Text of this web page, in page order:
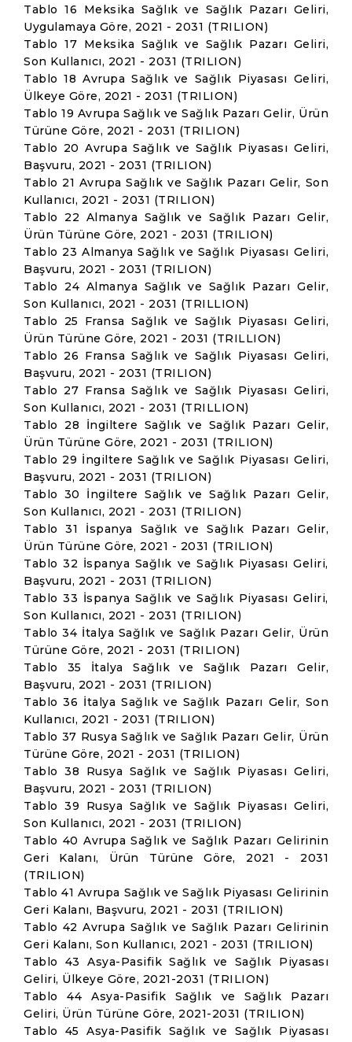
Tablo 16 Meksika Sağlık ve Sağlık Pazarı Geliri,
Uygulamaya Göre, 2021 - 2031 (TRILION)
Tablo 17 Meksika Sağlık ve Sağlık Pazarı Geliri,
Son Kullanıcı, 2021 - 2031 (TRILION)
Tablo 18 Avrupa Sağlık ve Sağlık Piyasası Geliri,
Ülkeye Göre, 2021 - 2031 (TRILION)
Tablo 19 Avrupa Sağlık ve Sağlık Pazarı Gelir, Ürün
Türüne Göre, 2021 - 2031 (TRILION)
Tablo 20 Avrupa Sağlık ve Sağlık Piyasası Geliri,
Başvuru, 2021 - 2031 (TRILION)
Tablo 21 Avrupa Sağlık ve Sağlık Pazarı Gelir, Son
Kullanıcı, 2021 - 2031 (TRILION)
Tablo 22 Almanya Sağlık ve Sağlık Pazarı Gelir,
Ürün Türüne Göre, 2021 - 2031 (TRILION)
Tablo 23 Almanya Sağlık ve Sağlık Piyasası Geliri,
Başvuru, 2021 - 2031 (TRILION)
Tablo 24 Almanya Sağlık ve Sağlık Pazarı Gelir,
Son Kullanıcı, 2021 - 2031 (TRILLION)
Tablo 25 Fransa Sağlık ve Sağlık Piyasası Geliri,
Ürün Türüne Göre, 2021 - 2031 (TRILLION)
Tablo 26 Fransa Sağlık ve Sağlık Piyasası Geliri,
Başvuru, 2021 - 2031 (TRILION)
Tablo 27 Fransa Sağlık ve Sağlık Piyasası Geliri,
Son Kullanıcı, 2021 - 2031 (TRILLION)
Tablo 28 İngiltere Sağlık ve Sağlık Pazarı Gelir,
Ürün Türüne Göre, 2021 - 2031 (TRILION)
Tablo 29 İngiltere Sağlık ve Sağlık Piyasası Geliri,
Başvuru, 2021 - 2031 (TRILION)
Tablo 30 İngiltere Sağlık ve Sağlık Pazarı Gelir,
Son Kullanıcı, 2021 - 2031 (TRILION)
Tablo 31 İspanya Sağlık ve Sağlık Pazarı Gelir,
Ürün Türüne Göre, 2021 - 2031 (TRILION)
Tablo 32 İspanya Sağlık ve Sağlık Piyasası Geliri,
Başvuru, 2021 - 2031 (TRILION)
Tablo 33 İspanya Sağlık ve Sağlık Piyasası Geliri,
Son Kullanıcı, 2021 - 2031 (TRILION)
Tablo 34 İtalya Sağlık ve Sağlık Pazarı Gelir, Ürün
Türüne Göre, 2021 - 2031 (TRILION)
Tablo 35 İtalya Sağlık ve Sağlık Pazarı Gelir,
Başvuru, 2021 - 2031 (TRILION)
Tablo 36 İtalya Sağlık ve Sağlık Pazarı Gelir, Son
Kullanıcı, 2021 - 2031 (TRILION)
Tablo 37 Rusya Sağlık ve Sağlık Pazarı Gelir, Ürün
Türüne Göre, 2021 - 2031 (TRILION)
Tablo 38 Rusya Sağlık ve Sağlık Piyasası Geliri,
Başvuru, 2021 - 2031 (TRILION)
Tablo 39 Rusya Sağlık ve Sağlık Piyasası Geliri,
Son Kullanıcı, 2021 - 2031 (TRILION)
Tablo 40 Avrupa Sağlık ve Sağlık Pazarı Gelirinin
Geri Kalanı, Ürün Türüne Göre, 2021 - 2031
(TRILION)
Tablo 41 Avrupa Sağlık ve Sağlık Piyasası Gelirinin
Geri Kalanı, Başvuru, 2021 - 2031 (TRILION)
Tablo 42 Avrupa Sağlık ve Sağlık Pazarı Gelirinin
Geri Kalanı, Son Kullanıcı, 2021 - 2031 (TRILION)
Tablo 43 Asya-Pasifik Sağlık ve Sağlık Piyasası
Geliri, Ülkeye Göre, 2021-2031 (TRILION)
Tablo 44 Asya-Pasifik Sağlık ve Sağlık Pazarı
Geliri, Ürün Türüne Göre, 2021-2031 (TRILION)
Tablo 45 Asya-Pasifik Sağlık ve Sağlık Piyasası